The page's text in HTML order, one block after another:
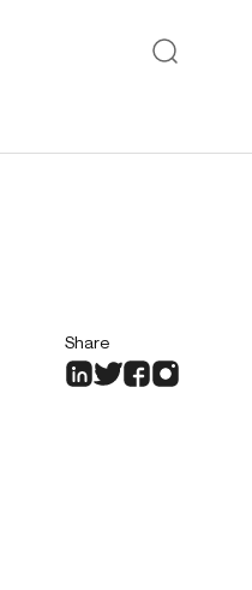
Share